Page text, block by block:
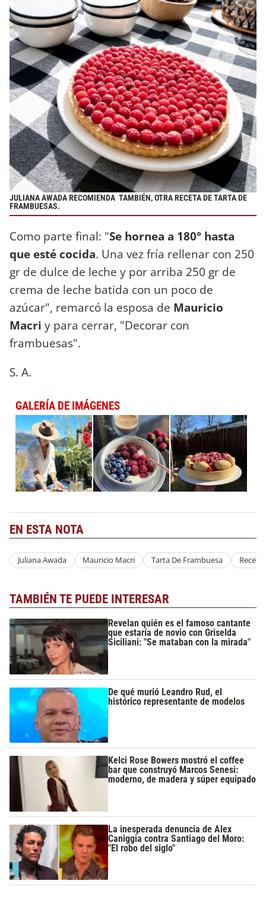
JULIANA AWADA RECOMIENDA TAMBIÉN, OTRA RECETA DE TARTA DE
FRAMBUESAS.
Como parte final: "Se hornea a 180° hasta
que esté cocida. Una vez fría rellenar con 250
gr de dulce de leche y por arriba 250 gr de
crema de leche batida con un poco de
azúcar", remarcó la esposa de Mauricio
Macri y para cerrar, "Decorar con
frambuesas".
S. A.
GALERÍA DE IMÁGENES
EN ESTA NOTA
Juliana Awada Mauricio Macri Tarta De Frambuesa Receta
TAMBIÉN TE PUEDE INTERESAR
Revelan quién es el famoso cantante
que estaría de novio con Griselda
Siciliani: "Se mataban con la mirada"
De qué murió Leandro Rud, el
histórico representante de modelos
Kelci Rose Bowers mostró el coffee
bar que construyó Marcos Senesi:
moderno, de madera y súper equipado
La inesperada denuncia de Alex
Caniggia contra Santiago del Moro:
"El robo del siglo"